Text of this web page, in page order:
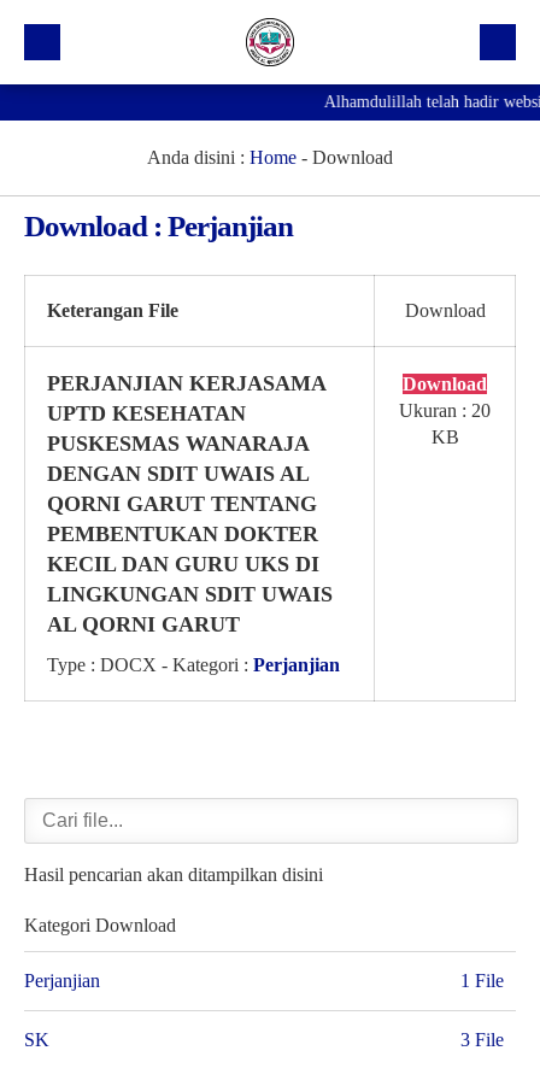
Galeri
Kegiatan Ekskul
Pengumuman
Agenda
Hubungi Kami
Alhamdulillah telah hadir
Anda disini : Home - Download
Download : Perjanjian
Keterangan File Download
PERJANJIAN KERJASAMA
UPTD KESEHATAN
PUSKESMAS WANARAJA
DENGAN SDIT UWAIS AL
QORNI GARUT TENTANG
PEMBENTUKAN DOKTER
KECIL DAN GURU UKS DI
LINGKUNGAN SDIT UWAIS
AL QORNI GARUT
Type : DOCX - Kategori : Perjanjian
Download
Ukuran : 20
KB
Hasil pencarian akan ditampilkan disini
Kategori Download
Perjanjian 1 File
SK 3 File